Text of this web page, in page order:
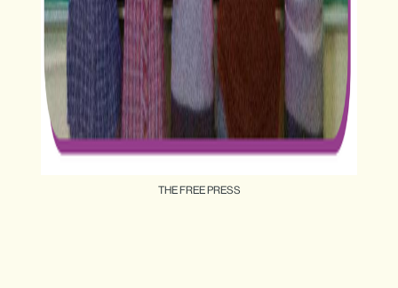
THE FREE PRESS